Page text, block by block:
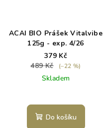
ACAI BIO Prášek Vitalvibe
125g - exp. 4/26
379 Kč
489 Kč
(–22 %)
Skladem
Do košíku